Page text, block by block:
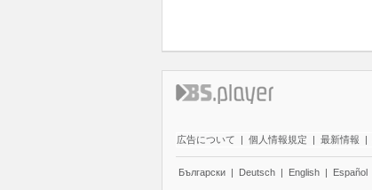
広告について | 個人情報規定 | 最新情報 |
Български | Deutsch | English | Español